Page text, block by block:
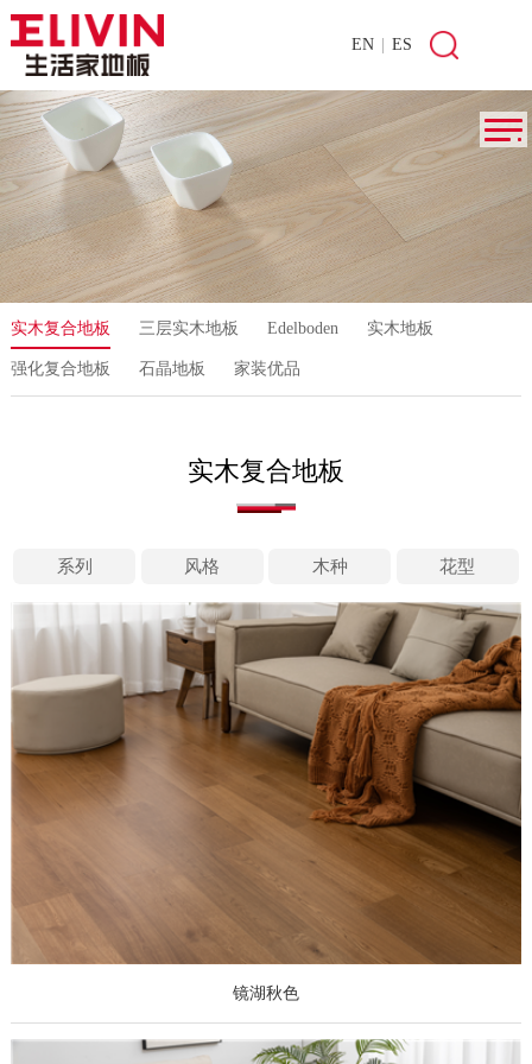
EN ES
实木复合地板 三层实木地板 Edelboden 实木地板
强化复合地板 石晶地板 家装优品
实木复合地板
系列 风格 木种 花型
镜湖秋色